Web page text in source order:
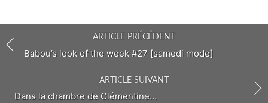
o
m
m
n
ARTICLE PRÉCÉDENT
Babou’s look of the week #27 [samedi mode]
ARTICLE SUIVANT
Dans la chambre de Clémentine…